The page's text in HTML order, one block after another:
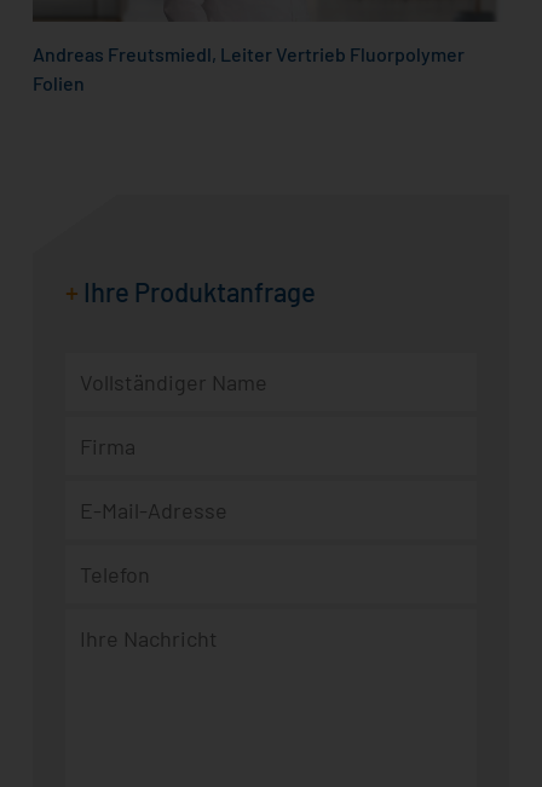
Andreas Freutsmiedl, Leiter Vertrieb Fluorpolymer
Folien
+ Ihre Produktanfrage